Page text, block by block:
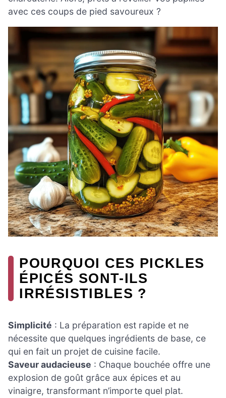
avec ces coups de pied savoureux ?
POURQUOI CES PICKLES
ÉPICÉS SONT-ILS
IRRÉSISTIBLES ?
Simplicité : La préparation est rapide et ne
nécessite que quelques ingrédients de base, ce
qui en fait un projet de cuisine facile.
Saveur audacieuse : Chaque bouchée offre une
explosion de goût grâce aux épices et au
vinaigre, transformant n’importe quel plat.